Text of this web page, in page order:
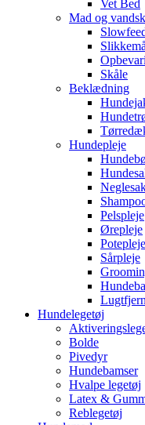
Vet Bed
Mad og
Skåle
Beklædning
Hundepleje
Pelspleje
Ørepleje
Potepleje
Sårpleje
Hundelegetøj
Bolde
Pivedyr
Hundebamser
Hvalpe legetøj
Latex &
Reblegetøj